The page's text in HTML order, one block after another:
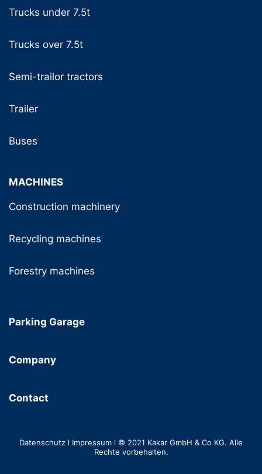
Trucks under 7.5t
Trucks over 7.5t
Semi-trailor tractors
Trailer
Buses
MACHINES
Construction machinery
Recycling machines
Forestry machines
Parking Garage
Company
Contact
Datenschutz l Impressum l © 2021 Kakar GmbH & Co KG. Alle
Rechte vorbehalten.